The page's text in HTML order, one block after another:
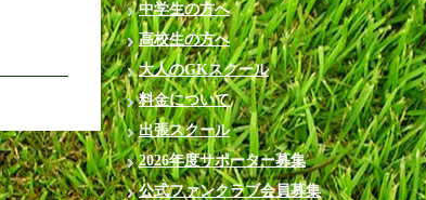
中学生の方へ
高校生の方へ
大人のGKスクール
料金について
出張スクール
2026年度サポーター募集
公式ファンクラブ会員募集